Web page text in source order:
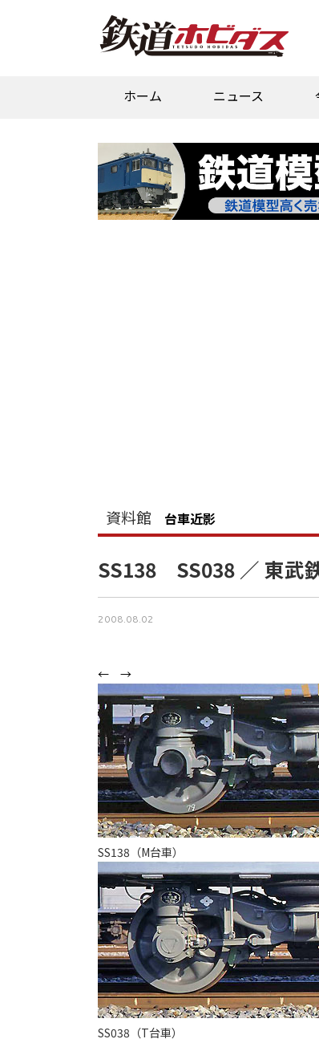
ホーム ニュース
資料館 台車近影
SS138 SS038 ／ 東武
2008.08.02
← →
SS138（M台車）
SS038（T台車）